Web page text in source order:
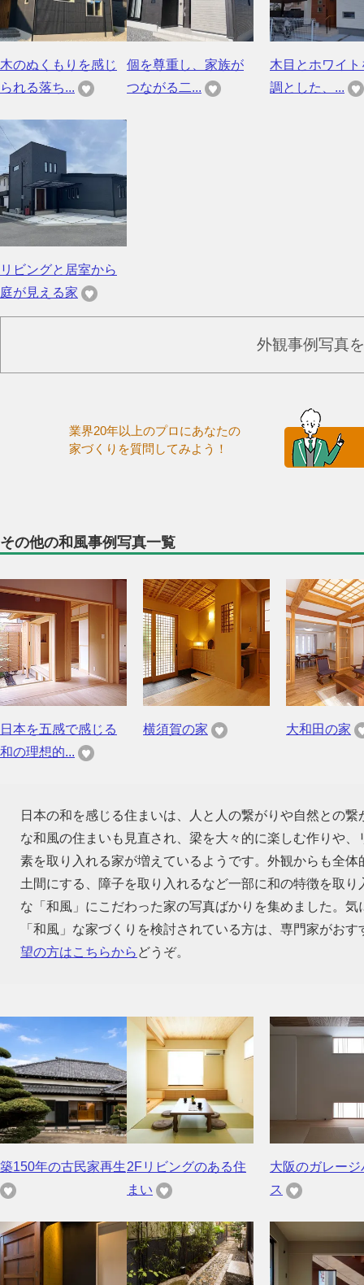
木のぬくもりを感じ
られる落ち...
個を尊重し、家族が
つながる二...
木目とホワイト
調とした、...
リビングと居室から
庭が見える家
外観事例写真
業界20年以上のプロにあなたの
家づくりを質問してみよう！
その他の和風事例写真一覧
日本を五感で感じる
和の理想的...
横須賀の家 大和田の家
日本の和を感じる住まいは、人と人の繋がりや自然との
な和風の住まいも見直され、梁を大々的に楽しむ作りや
素を取り入れる家が増えているようです。外観からも全
土間にする、障子を取り入れるなど一部に和の特徴を取
な「和風」にこだわった家の写真ばかりを集めました。
「和風」な家づくりを検討されている方は、専門家がお
望の方はこちらから どうぞ。
築150年の古民家再生2Fリビングのある住
まい
大阪のガレージ
ス